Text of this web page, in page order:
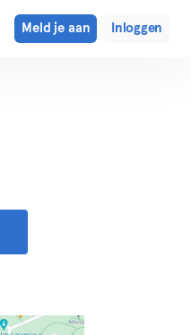
Meld je aan Inloggen